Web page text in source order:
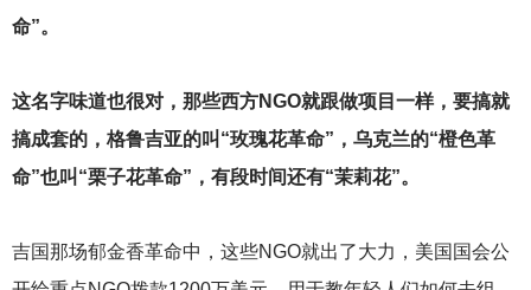
命”。
这名字味道也很对，那些西方NGO就跟做项目一样，要搞就
搞成套的，格鲁吉亚的叫“玫瑰花革命”，乌克兰的“橙色革
命”也叫“栗子花革命”，有段时间还有“茉莉花”。
吉国那场郁金香革命中，这些NGO就出了大力，美国国会公